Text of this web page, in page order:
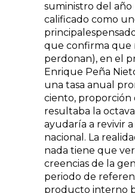
suministro del año
calificado como
que confirma que
perdonan), en el
Enrique Peña
una tasa anual
ciento, proporción
resultaba la
ayudaría a revivir
nacional. La
nada tiene que
creencias de la
periodo de
producto interno